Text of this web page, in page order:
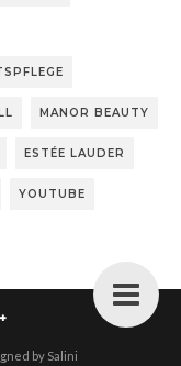
MANOR BEAUTY
ESTÉE LAUDER
YOUTUBE
by Salini